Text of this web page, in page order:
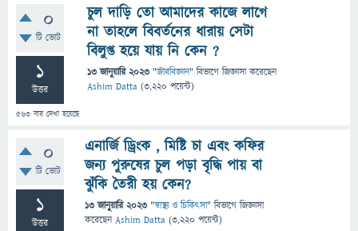
0
টি ভোট
1
উত্তর
563 বার দেখা হয়েছে
চুল দাড়ি তো আমাদের কাজে লাগে
না তাহলে বিবর্তনের ধারায় সেটা
বিলুপ্ত হয়ে যায় নি কেন ?
13 জানুয়ারি 2023 "জীববিজ্ঞান" বিভাগে জিজ্ঞাসাকরেছেন
Ashim Datta (3,220 পয়েন্ট)
0
টি ভোট
1
উত্তর
এনার্জি ড্রিংক , মিষ্টি চা এবং কফির
জন্য পুরুষের চুল পড়া বৃদ্ধি পায় বা
ঝুঁকি তৈরী হয় কেন?
13 জানুয়ারি 2023 "স্বাস্থ্য ও চিকিৎসা" বিভাগে জিজ্ঞাসা
করেছেনAshim Datta (3,220 পয়েন্ট)